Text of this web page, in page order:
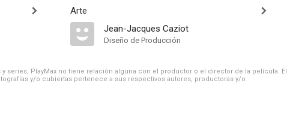
Arte
Jean-Jacques Caziot
Diseño de Producción
series, PlayMax no tiene relación alguna con el productor o el director de la película. El
y/o cubiertas pertenece a sus respectivos autores, productoras y/o